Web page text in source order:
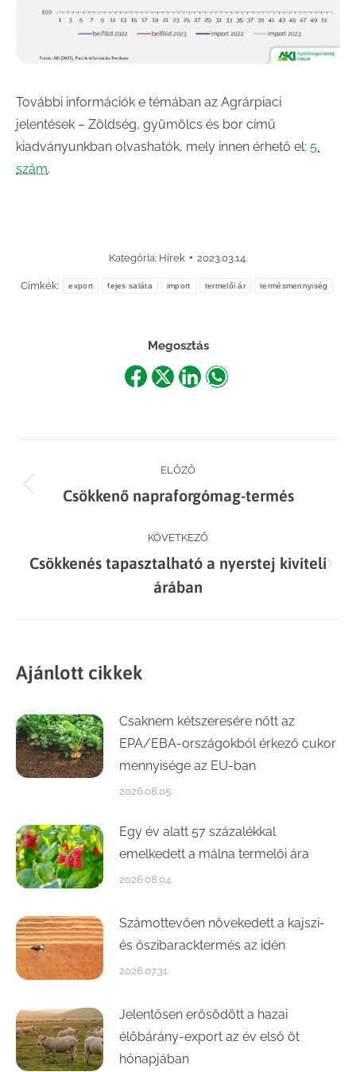
További információk e témában az Agrárpiaci
jelentések – Zöldség, gyümölcs és bor című
kiadványunkban olvashatók, mely innen érhető el: 5.
szám.
Kategória: Hírek 2023.03.14.
Címkék: export fejes saláta import termelői ár termésmennyiség
Megosztás
ShareShareShareShare
navigation
ELŐZŐ
Previous
Csökkenő napraforgómag-termés
KÖVETKEZŐ
Next
post:
Csökkenés tapasztalható a nyerstej kiviteli
árában
Ajánlott cikkek
Csaknem kétszeresére nőtt az
EPA/EBA-országokból érkező cukor
mennyisége az EU-ban
2026.08.05.
Egy év alatt 57 százalékkal
emelkedett a málna termelői ára
2026.08.04.
Számottevően növekedett a kajszi-
és őszibaracktermés az idén
2026.07.31.
Jelentősen erősödött a hazai
élőbárány-export az év első öt
hónapjában